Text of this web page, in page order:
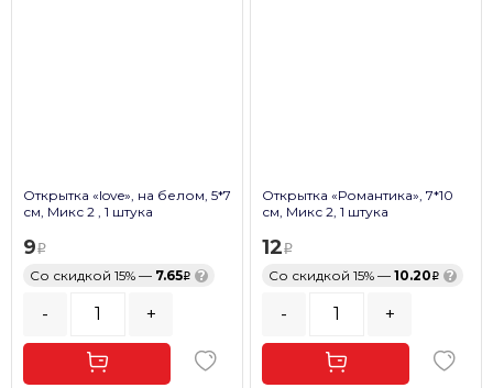
Открытка «love», на белом, 5*7
см, Микс 2 , 1 штука
9
Со скидкой 15% — 7.65 ?
- +
Открытка «Романтика», 7*10
см, Микс 2, 1 штука
12
Со скидкой 15% — 10.20 ?
- +